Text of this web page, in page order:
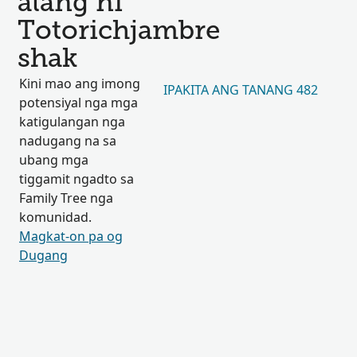
Totorichjambre
shak
Kini mao ang imong
potensiyal nga mga
katigulangan nga
nadugang na sa
ubang mga
tiggamit ngadto sa
Family Tree nga
komunidad.
Magkat-on pa og
Dugang
IPAKITA ANG TANANG 482